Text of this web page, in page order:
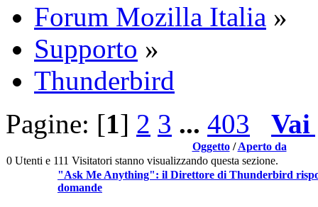
Forum Mozilla Italia »
Supporto »
Thunderbird
Pagine: [1] 2 3 ... 403 Vai
Oggetto/Aperto da
0 Utenti e 111 Visitatori stanno visualizzando questa sezione.
"Ask Me Anything": il Direttore di Thunderbird
domande